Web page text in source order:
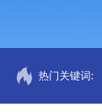
热门关键词: